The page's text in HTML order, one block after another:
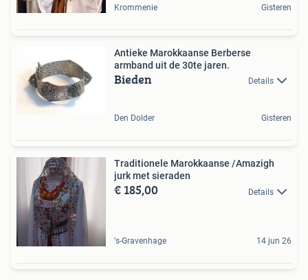
Krommenie Gisteren
Antieke Marokkaanse Berberse
armband uit de 30te jaren.
Bieden Details
Den Dolder Gisteren
Traditionele Marokkaanse /Amazigh
jurk met sieraden
€ 185,00 Details
's-Gravenhage 14 jun 26